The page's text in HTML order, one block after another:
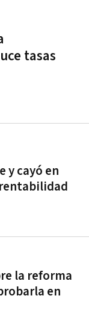
tasas
y cayó en
la reforma
en